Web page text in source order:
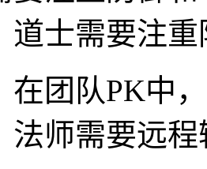
道士需要注
在团队PK中
法师需要远